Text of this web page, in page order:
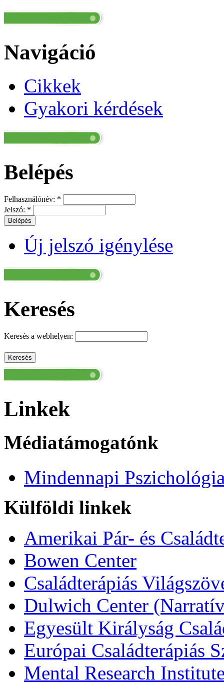
Navigáció
Cikkek
Gyakori kérdések
Belépés
Felhasználónév: *
Jelszó: *
Új jelszó igénylése
Keresés
Keresés a webhelyen:
Linkek
Médiatámogatónk
Mindennapi
Külföldi linkek
Amerikai Pár- és
Bowen Center
Családterápiás
Dulwich Center
Egyesült Királyság
Európai Családterápiás
Mental Research